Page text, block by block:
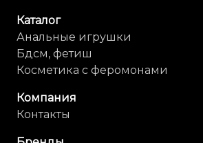
Каталог
Анальные игрушки
Бдсм, фетиш
Косметика с феромонами
Компания
Контакты